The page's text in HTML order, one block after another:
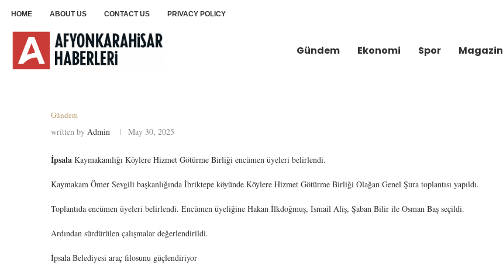
HOME ABOUT US CONTACT US PRIVACY POLICY
Gündem Ekonomi Spor Magazin
Gündem
written by Admin May 30, 2025
İpsala Kaymakamlığı Köylere Hizmet Götürme Birliği encümen üyeleri belirlendi.
Kaymakam Ömer Sevgili başkanlığında İbriktepe köyünde Köylere Hizmet Götürme Birliği Olağan Genel Şura toplantısı yapıldı.
Toplantıda encümen üyeleri belirlendi. Encümen üyeliğine Hakan İlkdoğmuş, İsmail Aliş, Şaban Bilir ile Osman Baş seçildi.
Ardından sürdürülen çalışmalar değerlendirildi.
İpsala Belediyesi araç filosunu güçlendiriyor